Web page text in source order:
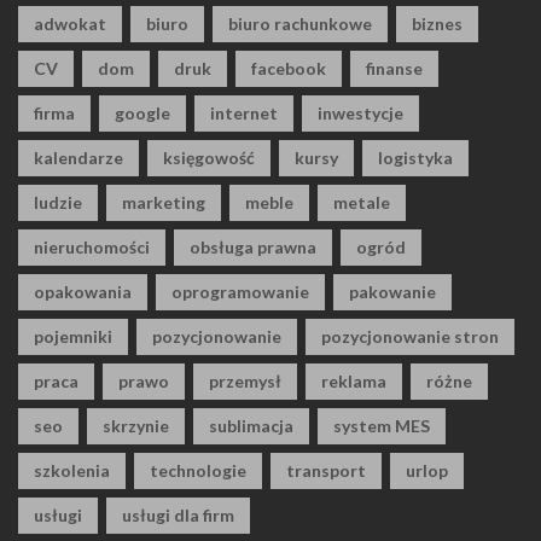
adwokat biuro biuro rachunkowe biznes
CV dom druk facebook finanse
firma google internet inwestycje
kalendarze księgowość kursy logistyka
ludzie marketing meble metale
nieruchomości obsługa prawna ogród
opakowania oprogramowanie pakowanie
pojemniki pozycjonowanie pozycjonowanie stron
praca prawo przemysł reklama różne
seo skrzynie sublimacja system MES
szkolenia technologie transport urlop
usługi usługi dla firm